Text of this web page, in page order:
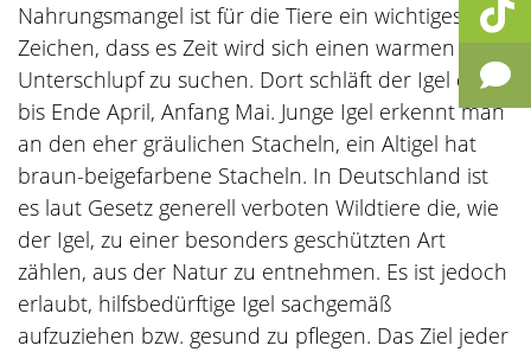
Nahrungsmangel ist für die Tiere ein wichtiges
Zeichen, dass es Zeit wird sich einen warmen
Unterschlupf zu suchen. Dort schläft der Igel dann
bis Ende April, Anfang Mai. Junge Igel erkennt man
an den eher gräulichen Stacheln, ein Altigel hat
braun-beigefarbene Stacheln. In Deutschland ist
es laut Gesetz generell verboten Wildtiere die, wie
der Igel, zu einer besonders geschützten Art
zählen, aus der Natur zu entnehmen. Es ist jedoch
erlaubt, hilfsbedürftige Igel sachgemäß
aufzuziehen bzw. gesund zu pflegen. Das Ziel jeder